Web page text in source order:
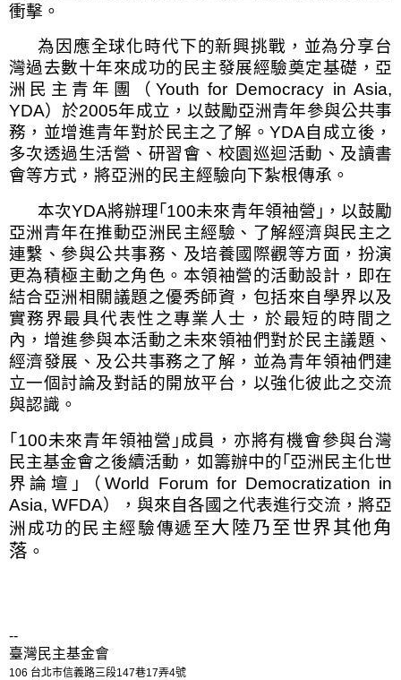
衝擊。
為因應全球化時代下的新興挑戰，並為分享台
灣過去數十年來成功的民主發展經驗奠定基礎，亞
洲民主青年團（ Youth for Democracy in Asia,
YDA）於2005年成立，以鼓勵亞洲青年參與公共事
務，並增進青年對於民主之了解。 YDA自成立後，
多次透過生活營、研習會、校園巡迴活動、及讀書
會等方式，將亞洲的民主經驗向下紮根傳承。
本次YDA將辦理｢ 100未來青年領袖營｣，以鼓勵
亞洲 青年在推動亞洲 民主經驗、了解經濟與民主之
連繫、參與公共事務、及培養國際觀等方面，扮演
更為積極主動之角色。本領袖營的活動設計，即在
結合亞洲相關議題之優秀師資，包括來自學界以及
實務界最具代表性之專業人士，於最短的時間之
內，增進參與本活動之未來領袖們對於民主議題、
經濟發展、及公共事務之了解，並為青年領袖們建
立一個討論及對話的開放平台，以強化彼此之交流
與認識。
｢ 100未來青年領袖營｣成員，亦將有機會參與台灣
民主基金會之後續活動，如籌辦中的｢亞洲民主化世
界論壇｣（World Forum for Democratization in
Asia, WFDA），與來自各國之代表進行交流，將亞
洲 成功的民主經驗傳遞至大陸乃至世界其他角
落 。
--
臺灣民主基金會
106 台北市信義路三段147巷17弄4號